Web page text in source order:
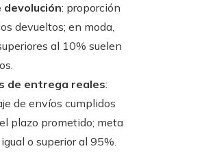
devolución: proporción
devueltos; en moda,
al 10% suelen
de entrega reales:
de envíos cumplidos
plazo prometido; meta
o superior al 95%.